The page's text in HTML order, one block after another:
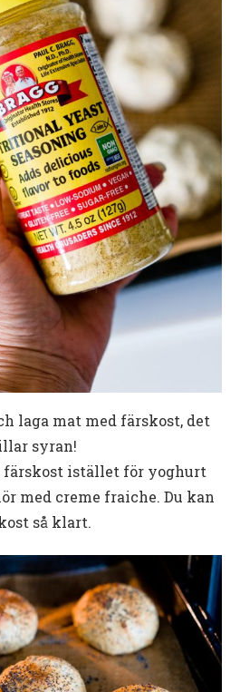
laga mat med färskost, det
syran!
färskost istället för yoghurt
med creme fraiche. Du kan
så klart.